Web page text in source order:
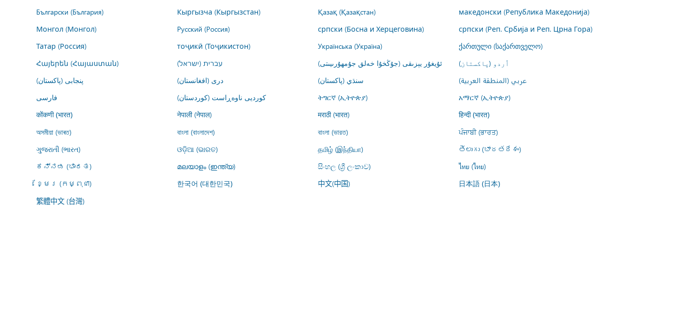
Български (България)
Кыргызча (Кыргызстан) Қазақ (Қазақстан)
македонски (Република Македонија)
Монгол (Монгол)
Русский (Россия) српски (Босна и Херцеговина)
српски (Реп. Србија и Реп. Црна Гора)
Татар (Россия)
тоҷикӣ (Тоҷикистон) Українська (Україна)
ქართული (საქართველო)
Հայերեն (Հայաստան)
עברית (ישראל) ئۇيغۇر يېزىقى (جۇڭخۇا خەلق جۇمھۇرىيىتى)
اُردو (پاکستان)
پنجابی (پاکستان)
درى (افغانستان) سنڌي (پاکستان)
عربي (المنطقة العربية)
فارسى
کوردیی ناوەڕاست (کوردستان) ትግርኛ (ኢትዮጵያ) አማርኛ (ኢትዮጵያ)
कोंकणी (भारत) नेपाली (नेपाल) मराठी (भारत) हिन्दी (भारत)
অসমীয়া (ভাৰত) বাংলা (বাংলাদেশ) বাংলা (ভারত)
ਪੰਜਾਬੀ (ਭਾਰਤ)
ગુજરાતી (ભારત)
ଓଡ଼ିଆ (ଭାରତ) தமிழ் (இந்தியா)
తెలుగు (భారతదేశం)
ಕನ್ನಡ (ಭಾರತ)
മലയാളം (ഇന്ത്യ) සිංහල (ශ්‍රී ලංකාව)
ไทย (ไทย)
ខ្មែរ (កម្ពុជា)
한국어 (대한민국) 中文(中国) 日本語 (日本)
繁體中文 (台灣)